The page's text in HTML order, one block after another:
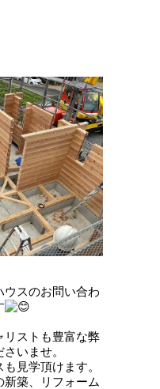
ウスのお問い合わ
リストも豊富な弊
いませ。
見学頂けます。
新築、リフォーム